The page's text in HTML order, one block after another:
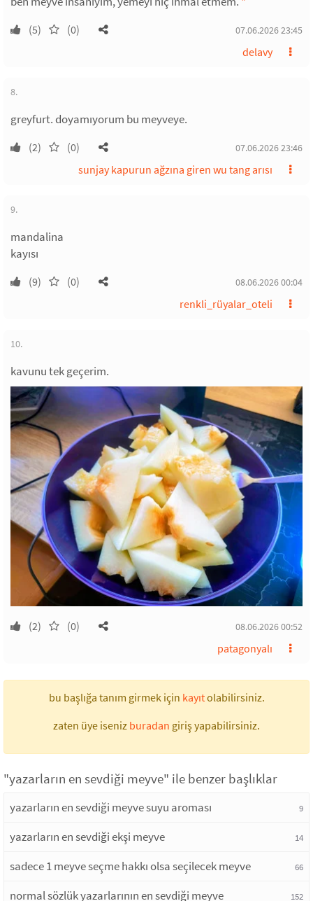
(5) (0) 07.06.2026 23:45
delavy
8.
greyfurt. doyamıyorum bu meyveye.
(2) (0) 07.06.2026 23:46
sunjay kapurun ağzına giren wu tang arısı
9.
mandalina
kayısı
(9) (0) 08.06.2026 00:04
renkli_rüyalar_oteli
10.
kavunu tek geçerim.
(2) (0) 08.06.2026 00:52
patagonyalı
bu başlığa tanım girmek için kayıtolabilirsiniz.
zaten üye iseniz buradan giriş yapabilirsiniz.
"yazarların en sevdiği meyve" ile benzer başlıklar
yazarların en sevdiği meyve suyu aroması 9
yazarların en sevdiği ekşi meyve 14
sadece 1 meyve seçme hakkı olsa seçilecek meyve 66
normal sözlük yazarlarının en sevdiği meyve 152